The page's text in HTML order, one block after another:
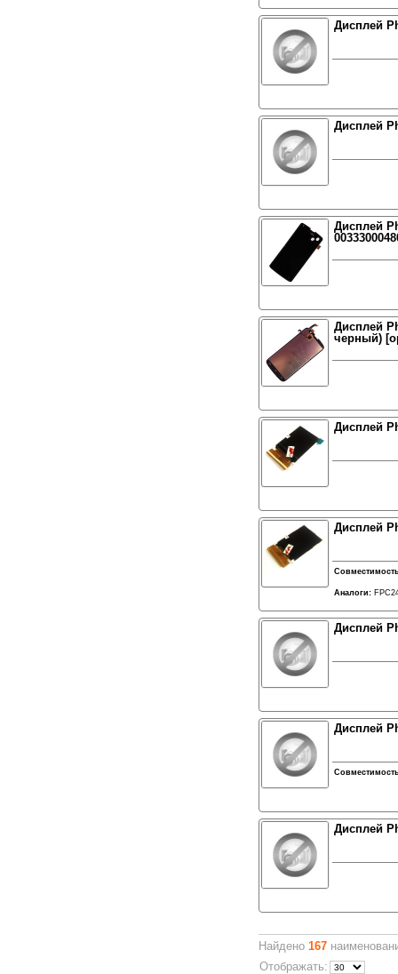
Дисплей
Дисплей
Дисплей
Дисплей
черный)
Дисплей
Дисплей
Аналоги:
Дисплей
Дисплей
Дисплей
Найдено 167
Отображать: